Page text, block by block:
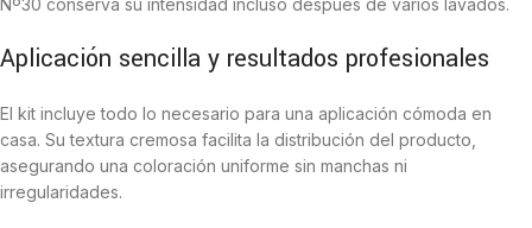
Nº30 conserva su intensidad incluso después de varios lavados.
Aplicación sencilla y resultados profesionales
El kit incluye todo lo necesario para una aplicación cómoda en
casa. Su textura cremosa facilita la distribución del producto,
asegurando una coloración uniforme sin manchas ni
irregularidades.